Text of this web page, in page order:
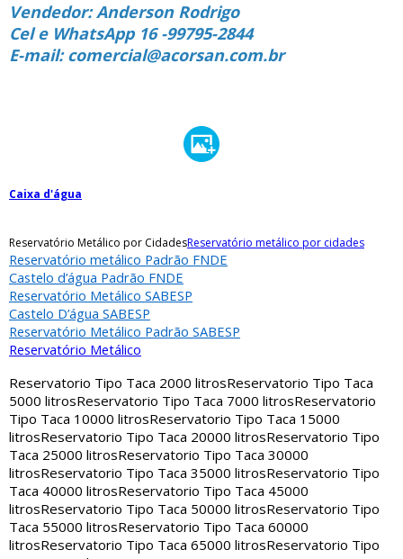
Vendedor: Anderson Rodrigo
Cel e WhatsApp 16 -99795-2844
E-mail: comercial@acorsan.com.br
Caixa d'água
Reservatório Metálico por CidadesReservatório metálico por cidades
Reservatório metálico Padrão FNDE
Castelo d’água Padrão FNDE
Reservatório Metálico SABESP
Castelo D’água SABESP
Reservatório Metálico Padrão SABESP
Reservatório Metálico
Reservatorio Tipo Taca 2000 litrosReservatorio Tipo Taca
5000 litrosReservatorio Tipo Taca 7000 litrosReservatorio
Tipo Taca 10000 litrosReservatorio Tipo Taca 15000
litrosReservatorio Tipo Taca 20000 litrosReservatorio Tipo
Taca 25000 litrosReservatorio Tipo Taca 30000
litrosReservatorio Tipo Taca 35000 litrosReservatorio Tipo
Taca 40000 litrosReservatorio Tipo Taca 45000
litrosReservatorio Tipo Taca 50000 litrosReservatorio Tipo
Taca 55000 litrosReservatorio Tipo Taca 60000
litrosReservatorio Tipo Taca 65000 litrosReservatorio Tipo